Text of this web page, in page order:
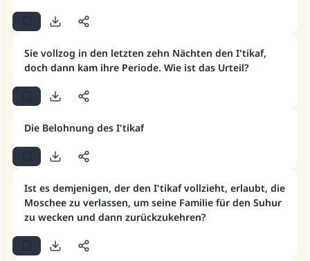
Sie vollzog in den letzten zehn Nächten den I'tikaf,
doch dann kam ihre Periode. Wie ist das Urteil?
Die Belohnung des I'tikaf
Ist es demjenigen, der den I'tikaf vollzieht, erlaubt, die
Moschee zu verlassen, um seine Familie für den Suhur
zu wecken und dann zurückzukehren?
Die Antwort Nr. 110845 rettete eine